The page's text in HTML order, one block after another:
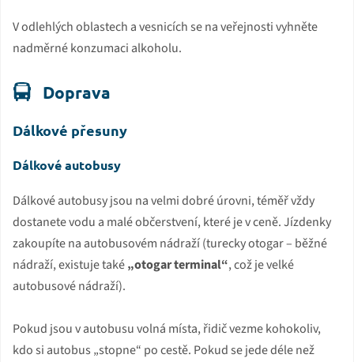
V odlehlých oblastech a vesnicích se na veřejnosti vyhněte
nadměrné konzumaci alkoholu.
Doprava
Dálkové přesuny
Dálkové autobusy
Dálkové autobusy jsou na velmi dobré úrovni, téměř vždy
dostanete vodu a malé občerstvení, které je v ceně. Jízdenky
zakoupíte na autobusovém nádraží (turecky otogar – běžné
nádraží, existuje také„otogar terminal“, což je velké
autobusové nádraží).
Pokud jsou v autobusu volná místa, řidič vezme kohokoliv,
kdo si autobus „stopne“ po cestě. Pokud se jede déle než